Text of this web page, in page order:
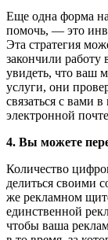
Еще одна форма
помочь, — это
Эта стратегия
закончили
увидеть, что ваш
услуги, они
связаться с вами
электронной
4. Вы можете
Количество
делиться своими
же рекламном
единственной
чтобы ваша